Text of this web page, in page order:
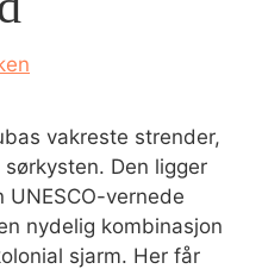
vakreste strender,
Den ligger
UNESCO-vernede
nydelig kombinasjon
sjarm. Her får